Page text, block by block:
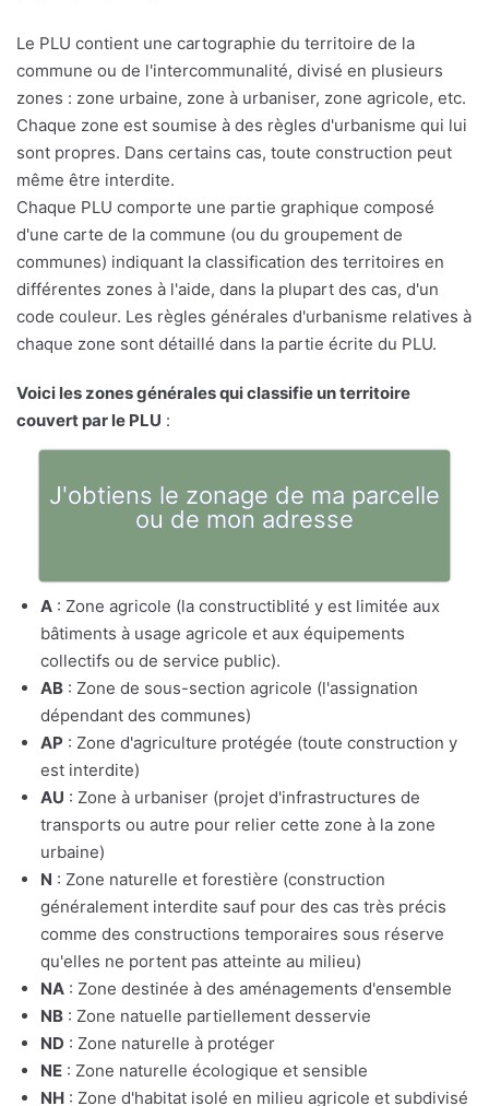
Le PLU contient une cartographie du territoire de la
commune ou de l'intercommunalité, divisé en plusieurs
zones : zone urbaine, zone à urbaniser, zone agricole, etc.
Chaque zone est soumise à des règles d'urbanisme qui lui
sont propres. Dans certains cas, toute construction peut
même être interdite.
Chaque PLU comporte une partie graphique composé
d'une carte de la commune (ou du groupement de
communes) indiquant la classification des territoires en
différentes zones à l'aide, dans la plupart des cas, d'un
code couleur. Les règles générales d'urbanisme relatives à
chaque zone sont détaillé dans la partie écrite du PLU.
Voici les zones générales qui classifie un territoire
couvert par le PLU :
J'obtiens le zonage de ma parcelle
ou de mon adresse
A : Zone agricole (la constructiblité y est limitée aux
bâtiments à usage agricole et aux équipements
collectifs ou de service public).
AB : Zone de sous-section agricole (l'assignation
dépendant des communes)
AP : Zone d'agriculture protégée (toute construction y
est interdite)
AU : Zone à urbaniser (projet d'infrastructures de
transports ou autre pour relier cette zone à la zone
urbaine)
N : Zone naturelle et forestière (construction
généralement interdite sauf pour des cas très précis
comme des constructions temporaires sous réserve
qu'elles ne portent pas atteinte au milieu)
NA : Zone destinée à des aménagements d'ensemble
NB : Zone natuelle partiellement desservie
ND : Zone naturelle à protéger
NE : Zone naturelle écologique et sensible
NH : Zone d'habitat isolé en milieu agricole et subdivisé